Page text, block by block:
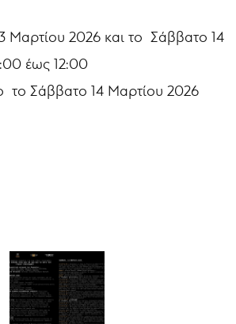
Μαρτίου 2026 και το Σάββατο 14
έως 12:00
το Σάββατο 14 Μαρτίου 2026